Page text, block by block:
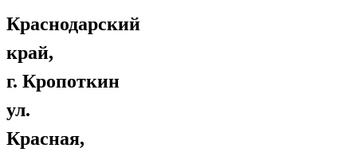
Краснодарский
край,
г. Кропоткин
ул.
Красная,